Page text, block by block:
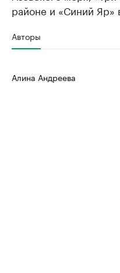
районе и «Синий Яр»
Авторы
Алина Андреева